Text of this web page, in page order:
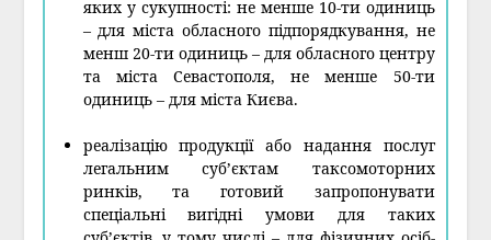
яких у сукупності: не менше 10-ти одиниць
– для міста обласного підпорядкування, не
менш 20-ти одиниць – для обласного центру
та міста Севастополя, не менше 50-ти
одиниць – для міста Києва.
реалізацію продукції або надання послуг
легальним суб’єктам таксомоторних
ринків, та готовий запропонувати
спеціальні вигідні умови для таких